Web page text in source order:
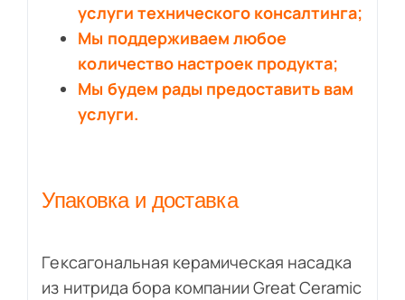
услуги технического консалтинга;
Мы поддерживаем любое
количество настроек продукта;
Мы будем рады предоставить вам
услуги.
Упаковка и доставка
Гексагональная керамическая насадка
из нитрида бора компании Great Ceramic